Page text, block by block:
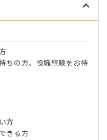
ちの方、役職経験をお持
方
きる方